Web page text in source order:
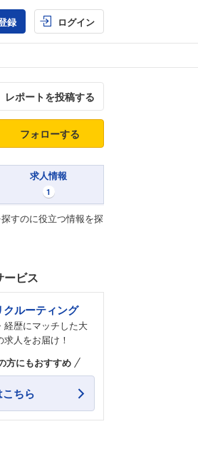
録 ログイン
レポートを投稿する
フォローする
求人情報
1
すのに役立つ情報を探
ービス
ルーティング
経歴にマッチした大
人をお届け！
方にもおすすめ
ちら